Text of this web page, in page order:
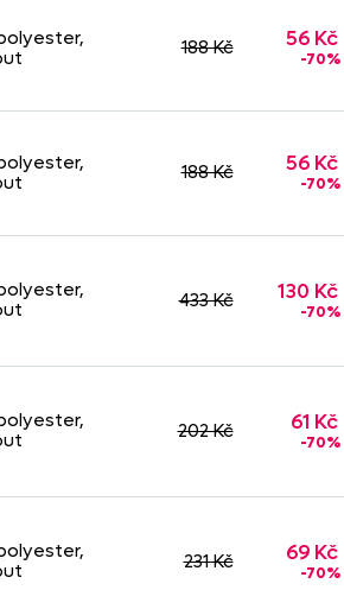
188 Kč 56 Kč
-70%
188 Kč 56 Kč
-70%
433 Kč 130 Kč
-70%
202 Kč 61 Kč
-70%
231 Kč 69 Kč
-70%